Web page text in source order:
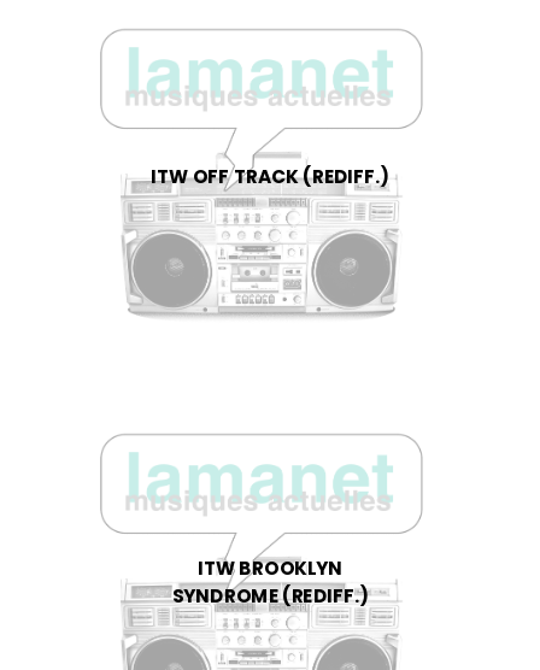
ITW OFF TRACK (REDIFF.)
ITW BROOKLYN
SYNDROME (REDIFF.)